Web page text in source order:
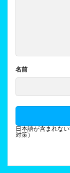
名前
日本語が含まれな
対策）